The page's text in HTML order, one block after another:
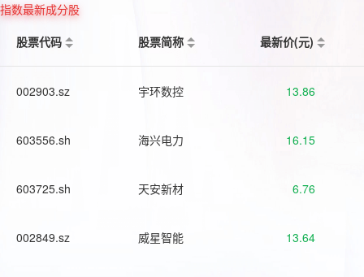
指数最新成分股
股票代码
股票简称 最新价(元)
002903.sz 宇环数控 13.86
603556.sh 海兴电力 16.15
603725.sh 天安新材 6.76
002849.sz 威星智能 13.64